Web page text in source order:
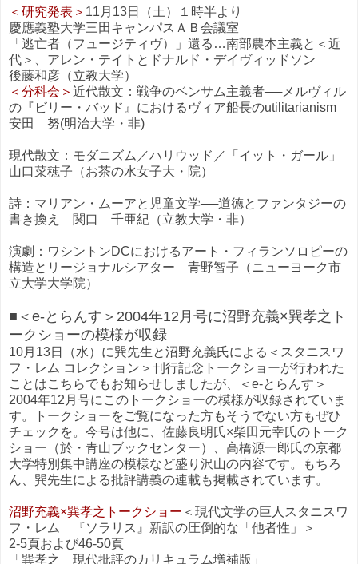
＜研究発表＞ 11月13日（土）１時半より
慶應義塾大学三田キャンパスＡＢ会議室
「逃亡者（フュージティヴ）」還る…南部農本主義と＜近
代＞、アレン・テイトとドナルド・デイヴィッドソン
後藤和彦（立教大学）
＜分科会＞ 近代散文：戦争のベンサム主義者──メルヴィル
の『ビリー・バッド』におけるヴィア船長のutilitarianism
安田 努(明治大学・非)
現代散文：モダニズム／ハリウッド／「イット・ガール」
山口菜穂子（お茶の水女子大・院）
詩：マリアン・ムーアと児童文学──道徳とファンタジーの
書き換え 関口 千亜紀（立教大学・非）
演劇：ワシントンDCにおけるアート・フィランソロピーの
構造とリージョナルシアター 青野智子（ニューヨーク市
立大学大学院）
■＜e-とらんす＞2004年12月号に沼野充義×巽孝之ト
ークショーの模様が収録
10月13日（水）に巽先生と沼野充義氏による＜スタニスワ
フ・レム コレクション＞刊行記念トークショーが行われた
ことはこちらでもお知らせしましたが、＜e-とらんす＞
2004年12月号にこのトークショーの模様が収録されていま
す。トークショーをご覧になった方もそうでない方もぜひ
チェックを。今号は他に、佐藤良明氏×柴田元幸氏のトーク
ショー（於・青山ブックセンター）、高橋源一郎氏の京都
大学特別集中講座の模様など盛り沢山の内容です。もちろ
ん、巽先生による批評講義の連載も掲載されています。
沼野充義×巽孝之トークショー ＜現代文学の巨人スタニスワ
フ・レム 『ソラリス』新訳の圧倒的な「他者性」＞
2-5頁および46-50頁
「巽孝之 現代批評のカリキュラム増補版」